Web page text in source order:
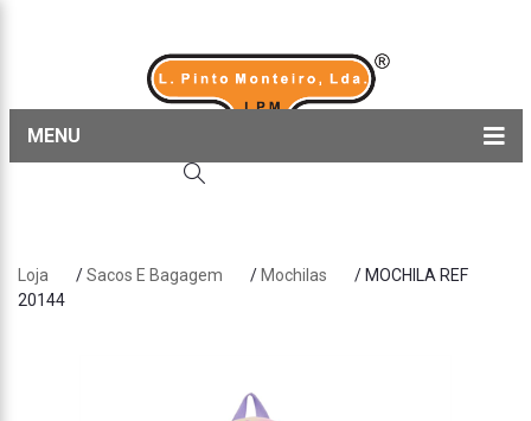
MENU
Sobre nós
Loja /Sacos E Bagagem / Mochilas
/ MOCHILA REF
20144